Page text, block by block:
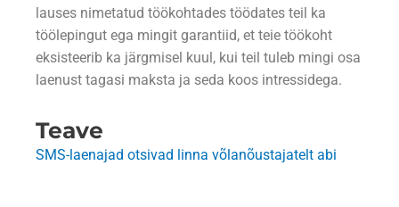
lauses nimetatud töökohtades töödates teil ka
töölepingut ega mingit garantiid, et teie töökoht
eksisteerib ka järgmisel kuul, kui teil tuleb mingi osa
laenust tagasi maksta ja seda koos intressidega.
Teave
SMS-laenajad otsivad linna võlanõustajatelt abi